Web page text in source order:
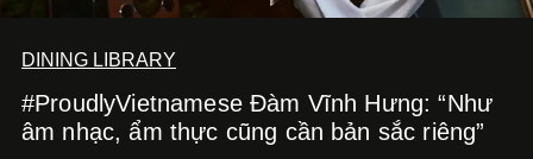
DINING LIBRARY
#ProudlyVietnamese Đàm Vĩnh Hưng: “Như
âm nhạc, ẩm thực cũng cần bản sắc riêng”